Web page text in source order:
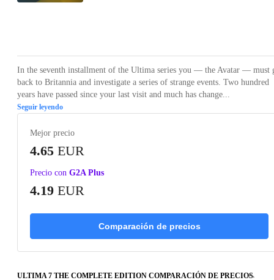
In the seventh installment of the Ultima series you — the Avatar — must
back to Britannia and investigate a series of strange events. Two hundred
years have passed since your last visit and much has change...
Seguir leyendo
Mejor precio
4.65 EUR
Precio con G2A Plus
4.19 EUR
Comparación de precios
ULTIMA 7 THE COMPLETE EDITION COMPARACIÓN DE PRECIOS